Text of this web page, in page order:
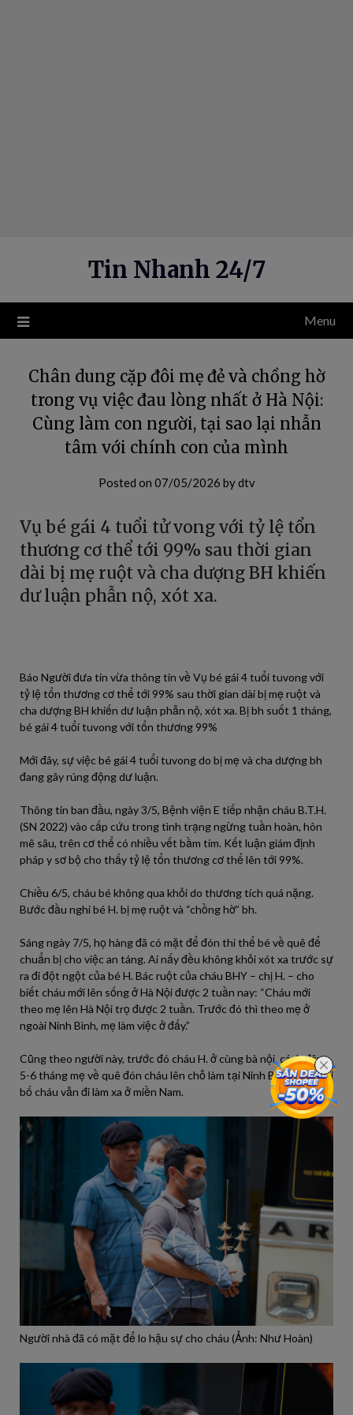
Tin Nhanh 24/7
Menu
Chân dung cặp đôi mẹ đẻ và chồng hờ
trong vụ việc đau lòng nhất ở Hà Nội:
Cùng làm con người, tại sao lại nhẫn
tâm với chính con của mình
Posted on 07/05/2026 bydtv
Vụ bé gái 4 tuổi tử vong với tỷ lệ tổn
thương cơ thể tới 99% sau thời gian
dài bị mẹ ruột và cha dượng BH khiến
dư luận phẫn nộ, xót xa.
Báo Người đưa tin vừa thông tin về Vụ bé gái 4 tuổi tuvong với
tỷ lệ tổn thương cơ thể tới 99% sau thời gian dài bị mẹ ruột và
cha dượng BH khiến dư luận phẫn nộ, xót xa. Bị bh suốt 1 tháng,
bé gái 4 tuổi tuvong với tổn thương 99%
Mới đây, sự việc bé gái 4 tuổi tuvong do bị mẹ và cha dượng bh
đang gây rúng động dư luận.
Thông tin ban đầu, ngày 3/5, Bệnh viện E tiếp nhận cháu B.T.H.
(SN 2022) vào cấp cứu trong tình trạng ngừng tuần hoàn, hôn
mê sâu, trên cơ thể có nhiều vết bầm tím. Kết luận giám định
pháp y sơ bộ cho thấy tỷ lệ tổn thương cơ thể lên tới 99%.
Chiều 6/5, cháu bé không qua khỏi do thương tích quá nặng.
Bước đầu nghi bé H. bị mẹ ruột và “chồng hờ” bh.
Sáng ngày 7/5, họ hàng đã có mặt để đón thi thể bé về quê để
chuẩn bị cho việc an táng. Ai nấy đều không khỏi xót xa trước sự
ra đi đột ngột của bé H. Bác ruột của cháu BHY – chị H. – cho
biết cháu mới lên sống ở Hà Nội được 2 tuần nay: “Cháu mới
theo mẹ lên Hà Nội trọ được 2 tuần. Trước đó thì theo mẹ ở
ngoài Ninh Bình, mẹ làm việc ở đấy.”
Cũng theo người này, trước đó cháu H. ở cùng bà nội, cách đây
5-6 tháng mẹ về quê đón cháu lên chỗ làm tại Ninh Bình. Hiện tại
bố cháu vẫn đi làm xa ở miền Nam.
Người nhà đã có mặt để lo hậu sự cho cháu (Ảnh: Như Hoàn)